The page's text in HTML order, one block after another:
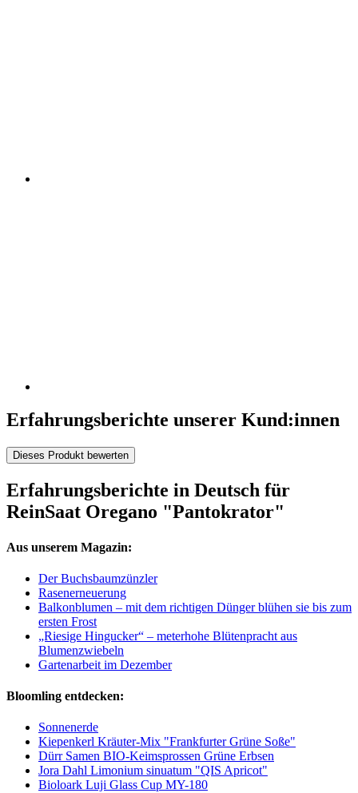
Erfahrungsberichte unserer Kund:innen
Dieses Produkt bewerten
Erfahrungsberichte in Deutsch für
ReinSaat Oregano "Pantokrator"
Aus unserem Magazin:
Der Buchsbaumzünzler
Rasenerneuerung
Balkonblumen – mit dem richtigen Dünger blühen sie bis zum
ersten Frost
„Riesige Hingucker“ – meterhohe Blütenpracht aus
Blumenzwiebeln
Gartenarbeit im Dezember
Bloomling entdecken:
Sonnenerde
Kiepenkerl Kräuter-Mix "Frankfurter Grüne Soße"
Dürr Samen BIO-Keimsprossen Grüne Erbsen
Jora Dahl Limonium sinuatum "QIS Apricot"
Bioloark Luji Glass Cup MY-180